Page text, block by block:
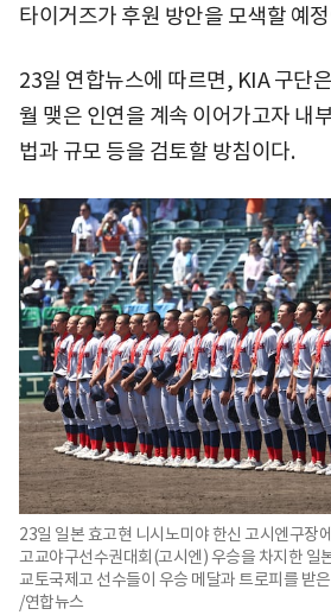
타이거즈가 후원 방안을 모색할 예
23일 연합뉴스에 따르면, KIA 구단
월 맺은 인연을 계속 이어가고자 내
법과 규모 등을 검토할 방침이다.
23일 일본 효고현 니시노미야 한신 고시엔구장
고교야구선수권대회(고시엔) 우승을 차지한 일
교토국제고 선수들이 우승 메달과 트로피를 받
/연합뉴스